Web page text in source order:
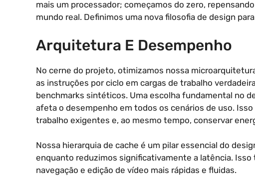
mais um processador; começamos do zero,
mundo real. Definimos uma nova filosofia de design
Arquitetura E Desempenho
No cerne do projeto, otimizamos nossa
as instruções por ciclo em cargas de trabalho
benchmarks sintéticos. Uma escolha fundamental no
afeta o desempenho em todos os cenários de uso.
trabalho exigentes e, ao mesmo tempo, conservar
Nossa hierarquia de cache é um pilar essencial do
enquanto reduzimos significativamente a latência.
navegação e edição de vídeo mais rápidas e fluidas.